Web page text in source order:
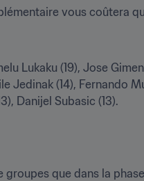
vous coûtera
Lukaku (19), Jose
Jedinak (14), Fernando
Danijel Subasic (13).
que dans la